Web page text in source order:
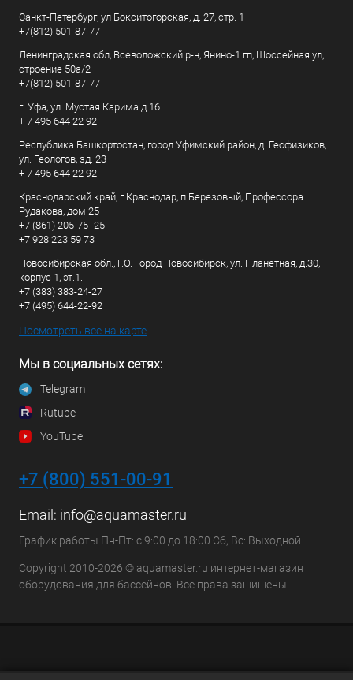
Санкт-Петербург, ул Бокситогорская, д. 27, стр. 1
+7(812) 501-87-77
Ленинградская обл, Всеволожский р-н, Янино-1 гп, Шоссейная ул,
строение 50а/2
+7(812) 501-87-77
г. Уфа, ул. Мустая Карима д.16
+ 7 495 644 22 92
Республика Башкортостан, город Уфимский район, д. Геофизиков,
ул. Геологов, зд. 23
+ 7 495 644 22 92
Краснодарский край, г Краснодар, п Березовый, Профессора
Рудакова, дом 25
+7 (861) 205-75- 25
+7 928 223 59 73
Новосибирская обл., Г.О. Город Новосибирск, ул. Планетная, д.30,
корпус 1, эт.1.
+7 (383) 383-24-27
+7 (495) 644-22-92
Посмотреть все на карте
Мы в социальных сетях:
Telegram
Rutube
YouTube
+7 (800) 551-00-91
Email: info@aquamaster.ru
График работы Пн-Пт: с 9:00 до 18:00 Сб, Вс: Выходной
Copyright 2010-2026 © aquamaster.ru интернет-магазин
оборудования для бассейнов. Все права защищены.